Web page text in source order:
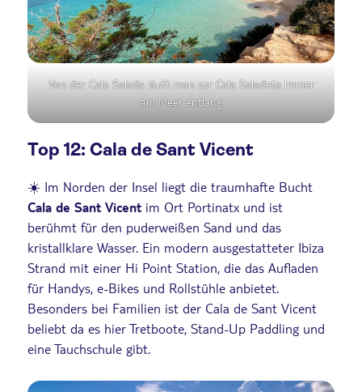
Von der Cala Salada läuft man zur Cala Saladeta immer
am Meer entlang
Top 12: Cala de Sant Vicent
☀️️ Im Norden der Insel liegt die traumhafte Bucht
Cala de Sant Vicent im Ort Portinatx und ist
berühmt für den puderweißen Sand und das
kristallklare Wasser. Ein modern ausgestatteter Ibiza
Strand mit einer Hi Point Station, die das Aufladen
für Handys, e-Bikes und Rollstühle anbietet.
Besonders bei Familien ist der Cala de Sant Vicent
beliebt da es hier Tretboote, Stand-Up Paddling und
eine Tauchschule gibt.